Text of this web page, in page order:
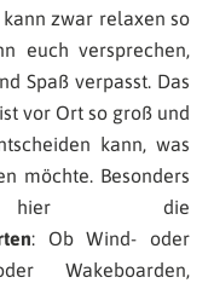
zwar relaxen so
euch versprechen,
Spaß verpasst. Das
vor Ort so groß und
kann, was
möchte. Besonders
die
: Ob Wind- oder
Wakeboarden,